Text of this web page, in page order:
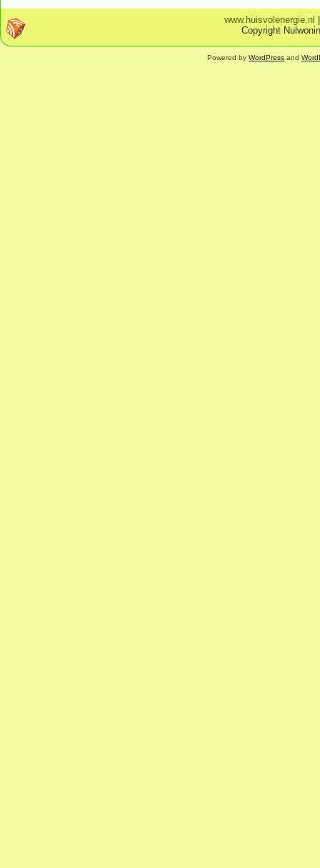
www.huisvolenergie.nl
Copyright
Powered by WordPress and